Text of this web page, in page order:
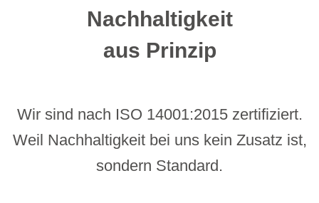
Nachhaltigkeit
aus Prinzip
Wir sind nach ISO 14001:2015 zertifiziert.
Weil Nachhaltigkeit bei uns kein Zusatz ist,
sondern Standard.